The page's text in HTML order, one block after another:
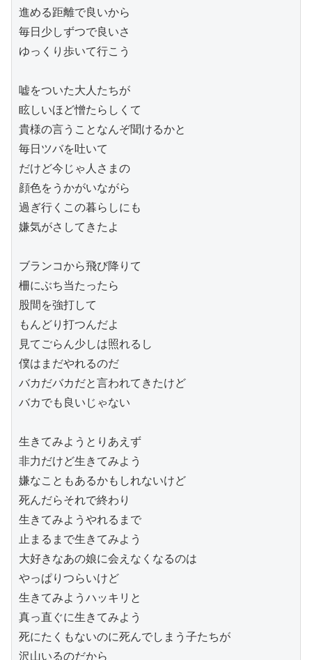
進める距離で良いから
毎日少しずつで良いさ
ゆっくり歩いて行こう
嘘をついた大人たちが
眩しいほど憎たらしくて
貴様の言うことなんぞ聞けるかと
毎日ツバを吐いて
だけど今じゃ人さまの
顔色をうかがいながら
過ぎ行くこの暮らしにも
嫌気がさしてきたよ
ブランコから飛び降りて
柵にぶち当たったら
股間を強打して
もんどり打つんだよ
見てごらん少しは照れるし
僕はまだやれるのだ
バカだバカだと言われてきたけど
バカでも良いじゃない
生きてみようとりあえず
非力だけど生きてみよう
嫌なこともあるかもしれないけど
死んだらそれで終わり
生きてみようやれるまで
止まるまで生きてみよう
大好きなあの娘に会えなくなるのは
やっぱりつらいけど
生きてみようハッキリと
真っ直ぐに生きてみよう
死にたくもないのに死んでしまう子たちが
沢山いるのだから